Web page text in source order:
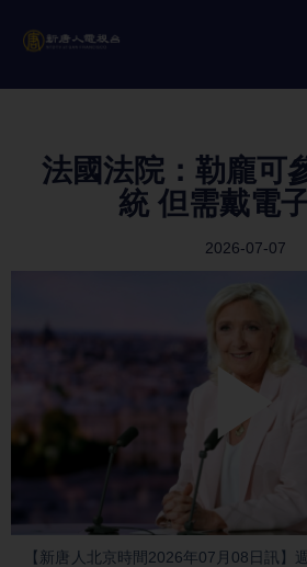
法國法院：勒龐可
統 但需戴電
2026-07-07
【新唐人北京時間2026年07月08日訊】